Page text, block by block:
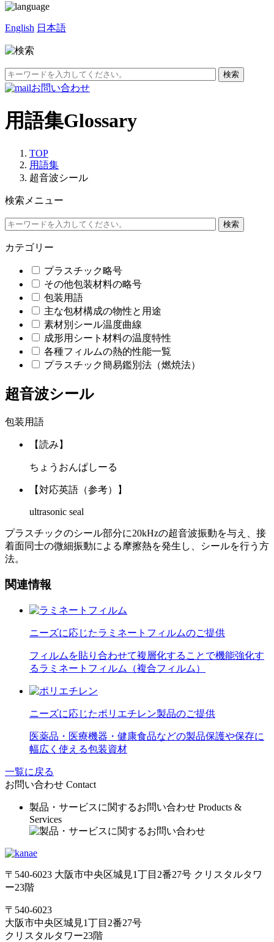
English 日本語
お問い合わせ
用語集Glossary
TOP
用語集
超音波シール
検索メニュー
カテゴリー
プラスチック略号
その他包装材料の略号
包装用語
主な包材構成の物性と用途
素材別シール温度曲線
成形用シート材料の温度特性
各種フィルムの熱的性能一覧
プラスチック簡易鑑別法（燃焼法）
超音波シール
包装用語
【読み】
ちょうおんぱしーる
【対応英語（参考）】
ultrasonic seal
プラスチックのシール部分に20kHzの超音波振動を与え、接
着面同士の微細振動による摩擦熱を発生し、シールを行う方
法。
関連情報
ニーズに応じたラミネートフィルムのご提供
フィルムを貼り合わせて複層化することで機能強化す
るラミネートフィルム（複合フィルム）
ニーズに応じたポリエチレン製品のご提供
医薬品・医療機器・健康食品などの製品保護や保存に
幅広く使える包装資材
一覧に戻る
お問い合わせ Contact
製品・サービスに関するお問い合わせ Products &
Services
〒540-6023 大阪市中央区城見1丁目2番27号 クリスタルタワ
ー23階
〒540-6023
大阪市中央区城見1丁目2番27号
クリスタルタワー23階